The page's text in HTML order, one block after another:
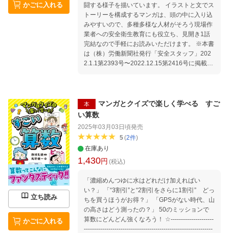
かごに入れる
闘する様子を描いています。 イラストと文でス
トーリーを構成するマンガは、頭の中に入り込
みやすいので、多種多様な人材がそろう現場作
業者への安全衛生教育にも役立ち、見開き1話
完結なので手軽にお読みいただけます。 ※本書
は（株）労働新聞社発行「安全スタッフ」202
2.1.1第2393号〜2022.12.15第2416号に掲載し
です！ 第52回 外国人の労働災害防止対策 第5
3回 服装の乱れは心の乱れ 第54回 ホウレン
マナー 第56回 高齢者の墜落災害 第57回 早
めに熱中症対策 第58回 安全週間イベントに
寸劇 第59回 ヒューマンエラーを寸劇で 第60
回 高齢者の熱中症対策 第61回 エラーが重
ツ 第63回 被害が拡大しやすい酸欠事故 第64
回 一声掛けで風通し良く 第65回 閉眼片足
立ちで体力チェック 第66回 重機作業の安全
対策 第67回 健康診断結果が残念で… 第68
回 女性休憩室をリニューアル 第69回 表示
はきちんと見えているか 第70回 転倒防止へ
立ち読み
かごに入れる
本
マンガとクイズで楽しく学べる すご
い算数
2025年03月03日頃発売
5(2件)
在庫あり
1,430円 (税込)
「濃縮めんつゆに水はどれだけ加えればい
い？」 「“3割引”と“2割引をさらに1割引” どっ
ちを買うほうがお得？」 「GPSがない時代、山
の高さはどう測ったの？」 50のミッションで
算数にどんどん強くなろう！ ☆---------------------
---------------------------------------------------------------